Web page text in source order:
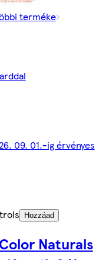
terméke
09. 01.-ig érvényes
Hozzáad
Naturals